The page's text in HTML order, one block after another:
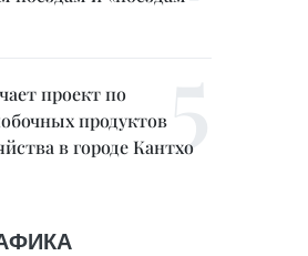
проект по
продуктов
в городе Кантхо